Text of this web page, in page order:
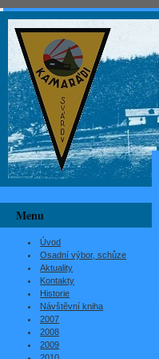
Menu
Úvod
Osadní výbor, schůze
Aktuality
Kontakty
Historie
Návštěvní kniha
2007
2008
2009